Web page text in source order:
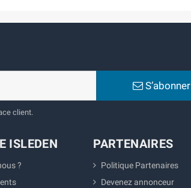
S’abonner
client.
ISLEDEN
?
PARTENAIRES
Politique Partenaires
Devenez annonceur